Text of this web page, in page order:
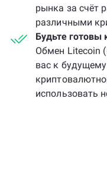
рынка за счёт
различными
Будьте
Обмен Litecoin
вас к
использовать